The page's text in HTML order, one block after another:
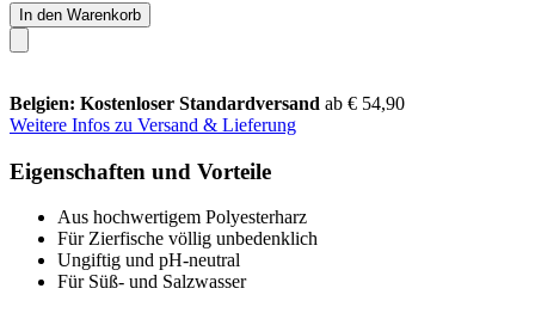
In den Warenkorb
Belgien: Kostenloser Standardversand ab € 54,90
Weitere Infos zu Versand & Lieferung
Eigenschaften und Vorteile
Aus hochwertigem Polyesterharz
Für Zierfische völlig unbedenklich
Ungiftig und pH-neutral
Für Süß- und Salzwasser